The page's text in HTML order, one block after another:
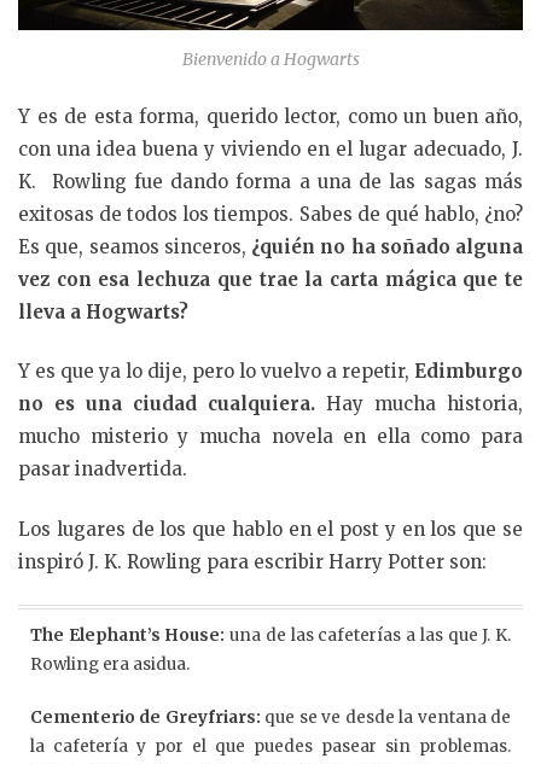
Bienvenido a Hogwarts
Y es de esta forma, querido lector, como un buen año,
con una idea buena y viviendo en el lugar adecuado, J.
K. Rowling fue dando forma a una de las sagas más
exitosas de todos los tiempos. Sabes de qué hablo, ¿no?
Es que, seamos sinceros, ¿quién no ha soñado alguna
vez con esa lechuza que trae la carta mágica que te
lleva a Hogwarts?
Y es que ya lo dije, pero lo vuelvo a repetir, Edimburgo
no es una ciudad cualquiera. Hay mucha historia,
mucho misterio y mucha novela en ella como para
pasar inadvertida.
Los lugares de los que hablo en el post y en los que se
inspiró J. K. Rowling para escribir Harry Potter son:
The Elephant’s House: una de las cafeterías a las que J. K.
Rowling era asidua.
Cementerio de Greyfriars: que se ve desde la ventana de
la cafetería y por el que puedes pasear sin problemas.